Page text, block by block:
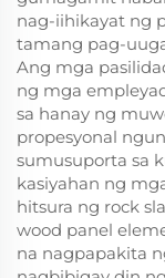
nag-iihikayat ng
tamang pag-
Ang mga
ng mga
sa hanay ng
propesyonal
sumusuporta sa
kasiyahan ng
hitsura ng rock
wood panel
na nagpapakita